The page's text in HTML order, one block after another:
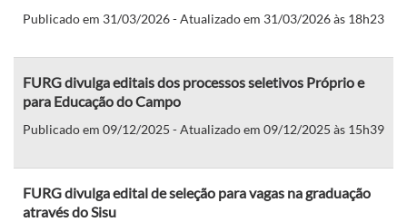
Publicado em 31/03/2026 - Atualizado em 31/03/2026 às 18h23
FURG divulga editais dos processos seletivos Próprio e
para Educação do Campo
Publicado em 09/12/2025 - Atualizado em 09/12/2025 às 15h39
FURG divulga edital de seleção para vagas na graduação
através do Sisu